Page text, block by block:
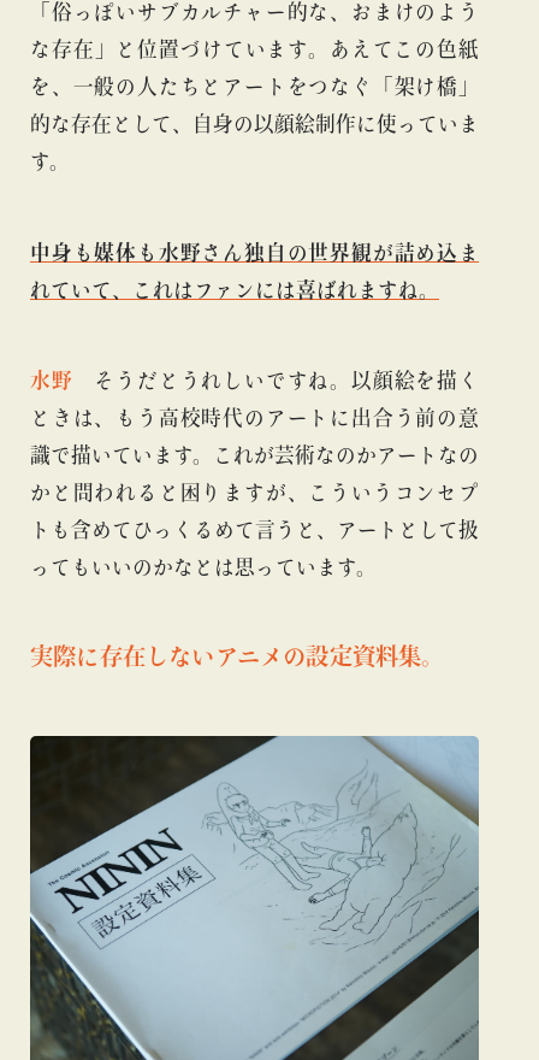
「俗っぽいサブカルチャー的な、おまけのよう
な存在」と位置づけています。あえてこの色紙
を、一般の人たちとアートをつなぐ「架け橋」
的な存在として、自身の以顔絵制作に使っていま
す。
中身も媒体も水野さん独自の世界観が詰め込ま
れていて、これはファンには喜ばれますね。
水野
そうだとうれしいですね。以顔絵を描く
ときは、もう高校時代のアートに出合う前の意
識で描いています。これが芸術なのかアートなの
かと問われると困りますが、こういうコンセプ
トも含めてひっくるめて言うと、アートとして扱
ってもいいのかなとは思っています。
実際に存在しないアニメの設定資料集。